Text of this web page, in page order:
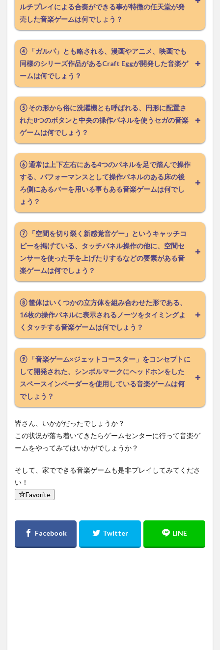
ルチプレイによる合奏ができる事が特徴の任天堂が発
売した音楽ゲームは何でしょう？
④ 「ガルパ」とも略される、漫画やアニメ、映画でも
同様のシリーズ作品があるCraft Eggが開発した音楽ゲ
ームは何でしょう？
⑤ その形から俗に洗濯機とも呼ばれる、円形に配置さ
れた8つのボタンと中央の操作パネルを使うセガの音楽
ゲームは何でしょう？
⑥ 通常は上下左右にある4つのパネルを足で踏んで操作
する、パフォーマンスとして操作パネルのある床の後
ろ側にあるバーを用いる事もある音楽ゲームは何でし
ょう？
⑦ 「空間を切り裂く新感覚音ゲー」というキャッチコ
ピーを掲げている、タッチパネル操作の他に、空間セ
ンサーを使った手を上げたりするなどの要素がある音
楽ゲームは何でしょう？
⑧ 筐体はいくつかの立方体を組み合わせた形である、
16枚の操作パネルに表示されるノーツをタイミングよ
くタッチする音楽ゲームは何でしょう？
⑨ 「音楽ゲーム×ジェットコースター」をコンセプトに
して開発された、シンボルマークにヘッドホンをした
スペースインベーダーを使用している音楽ゲームは何
でしょう？
皆さん、いかがだったでしょうか？
この状況が落ち着いてきたらゲームセンターに行って音楽ゲ
ームをやってみてはいかがでしょうか？
そして、家でできる音楽ゲームも是非プレイしてみてくださ
い！
Favorite